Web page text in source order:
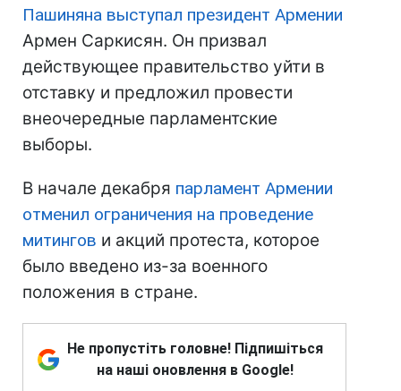
Пашиняна выступал президент Армении
Армен Саркисян. Он призвал
действующее правительство уйти в
отставку и предложил провести
внеочередные парламентские
выборы.
В начале декабря парламент Армении
отменил ограничения на проведение
митингов и акций протеста, которое
было введено из-за военного
положения в стране.
Не пропустіть головне! Підпишіться
на наші оновлення в Google!